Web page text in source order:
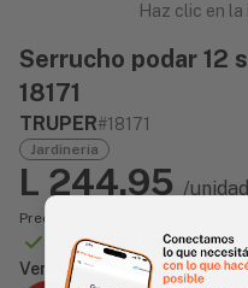
Haz clic en
Serrucho podar 12
18171
TRUPER#18171
Jardinería
L 244.95 /unidad
Precio incluye impuesto sobre
Disponible Online
Vendido Por: